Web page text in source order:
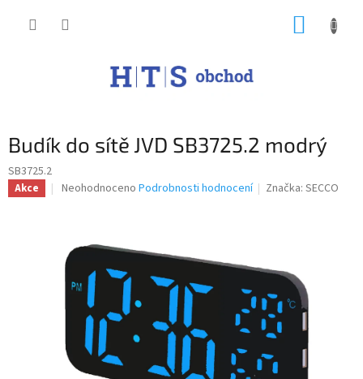
Budík do sítě JVD SB3725.2 modrý
SB3725.2
Akce
Průměrné
0,0
z
5
hvězdiček.
Neohodnoceno Podrobnosti hodnocení Značka:SECCO